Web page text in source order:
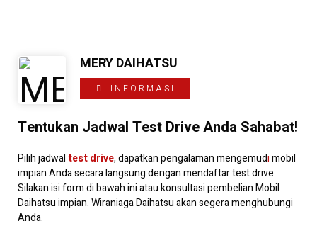
Kontak MERY DAIHATSU
INFORMASI
Tentukan Jadwal Test Drive Anda Sahabat!
Pilih jadwal test drive, dapatkan pengalaman mengemudimobil
impian Anda secara langsung dengan mendaftar test drive.
Silakan isi form di bawah ini atau konsultasi pembelian Mobil
Daihatsu impian. Wiraniaga Daihatsu akan segera menghubungi
Anda.